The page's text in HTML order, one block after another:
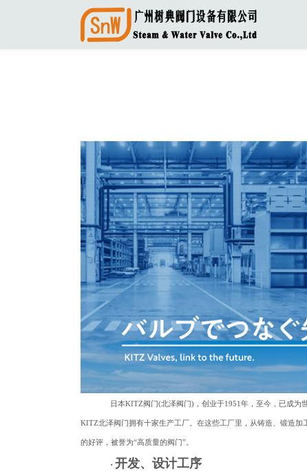
日本KITZ阀门(北泽阀门)，创业于1951年，至今，已成为
KITZ北泽阀门拥有十家生产工厂。在这些工厂里，从铸造、锻造
的好评，被誉为“高质量的阀门”。
· 开发、设计工序